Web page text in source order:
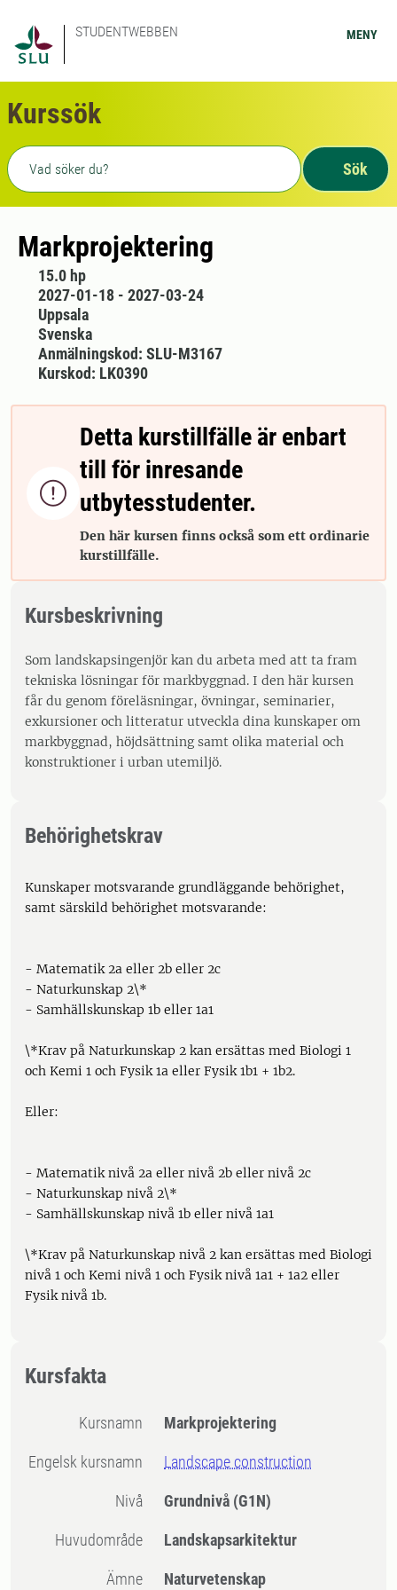
STUDENTWEBBEN MENY
Kurssök
Fritext sökning
Sök
Markprojektering
15.0 hp
2027-01-18 - 2027-03-24
Uppsala
Svenska
Anmälningskod: SLU-M3167
Kurskod: LK0390

Detta kurstillfälle är enbart
till för inresande
utbytesstudenter.
Den här kursen finns också som ett ordinarie
kurstillfälle.
Kursbeskrivning
Som landskapsingenjör kan du arbeta med att ta fram
tekniska lösningar för markbyggnad. I den här kursen
får du genom föreläsningar, övningar, seminarier,
exkursioner och litteratur utveckla dina kunskaper om
markbyggnad, höjdsättning samt olika material och
konstruktioner i urban utemiljö.
Behörighetskrav
Kunskaper motsvarande grundläggande behörighet,
samt särskild behörighet motsvarande:
- Matematik 2a eller 2b eller 2c
- Naturkunskap 2\*
- Samhällskunskap 1b eller 1a1
\*Krav på Naturkunskap 2 kan ersättas med Biologi 1
och Kemi 1 och Fysik 1a eller Fysik 1b1 + 1b2.
Eller:
- Matematik nivå 2a eller nivå 2b eller nivå 2c
- Naturkunskap nivå 2\*
- Samhällskunskap nivå 1b eller nivå 1a1
\*Krav på Naturkunskap nivå 2 kan ersättas med Biologi
nivå 1 och Kemi nivå 1 och Fysik nivå 1a1 + 1a2 eller
Fysik nivå 1b.
Kursfakta
Kursnamn Markprojektering
Engelsk kursnamn Landscape construction
Nivå Grundnivå (G1N)
Huvudområde Landskapsarkitektur
Ämne Naturvetenskap